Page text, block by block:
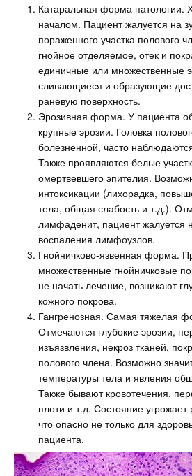
Катаральная форма патологии.
началом. Пациент жалуется на
пораженного участка полового
гнойное отделяемое, отек и
единичные или множественные
сливающиеся и образующие
раневую поверхность.
Эрозивная форма. У пациента
крупные эрозии. Головка
болезненной, часто
Также проявляются белые
омертвевшего эпителия.
интоксикации (лихорадка,
тела, общая слабость и т.д.).
лимфаденит, пациент жалуется
воспаления лимфоузлов.
Гнойничково-язвенная форма.
множественные гнойничковые
не начать лечение, возникают
кожного покрова.
Гангренозная. Самая тяжелая
Отмечаются глубокие эрозии,
изъязвления, некроз тканей,
полового члена. Возможно
температуры тела и явления
Также бывают кровотечения,
плоти и т.д. Состояние угрожает
что опасно не только для
пациента.